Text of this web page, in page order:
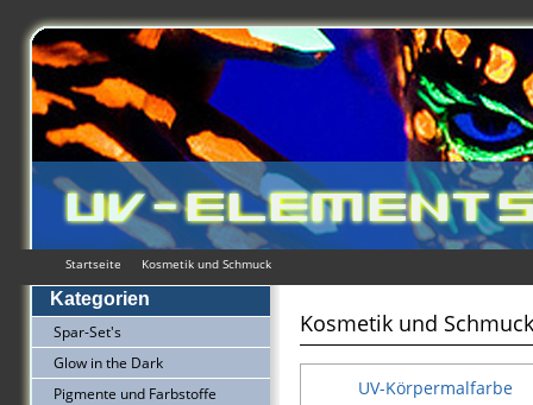
Startseite Kosmetik und Schmuck
Kategorien
Spar-Set's
Glow in the Dark
Pigmente und Farbstoffe
Kosmetik und Schmuck
UV-Körpermalfarbe